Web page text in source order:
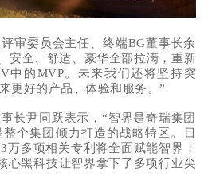
审委员会主任、终端BG董事长余
安全、舒适、豪华全部拉满，重新
中的MVP。未来我们还将坚持突
更好的产品、体验和服务。”
长尹同跃表示，“智界是奇瑞集团
个集团倾力打造的战略特区。目
万多项相关专利将全面赋能智界；
心黑科技让智界拿下了多项行业尖